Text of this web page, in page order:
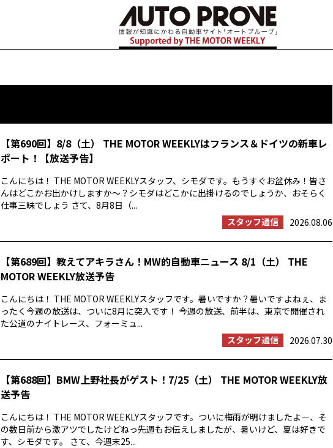
【第690回】8/8（土） THE MOTOR WEEKLYはフランス＆ドイツの新車レ
ポート！【放送予告】
こんにちは！ THE MOTOR WEEKLYスタッフ、シモダです。もうすぐお盆休み！皆さ
んはどこかお出かけしますか〜？シモダはどこかに出掛けるのでしょうか、おそらく
仕事三昧でしょう さて、8月8日（...
スタッフ通信
2026.08.06
【第689回】教えてアキラさん！MW的自動車ニュース 8/1（土） THE
MOTOR WEEKLY放送予告
こんにちは！ THE MOTOR WEEKLYスタッフです。暑いですか？暑いですよねぇ、ま
ったく今週の放送は、ついに8月に突入です！ 今週の放送、前半は、東京で開催され
た公道のナイトレース、フォーミュ...
スタッフ通信
2026.07.30
【第688回】BMW上野社長がゲスト！7/25（土） THE MOTOR WEEKLY放
送予告
こんにちは！ THE MOTOR WEEKLYスタッフです。ついに梅雨が明けましたよー、そ
の数日前から激アツでしたけどねっ先週もお伝えしましたが、暑いけど、夏は好きで
す、シモダです。 さて、今週末25...